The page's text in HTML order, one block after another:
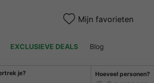
Mijn favorieten
EXCLUSIEVE DEALS Blog
je? Hoeveel personen?